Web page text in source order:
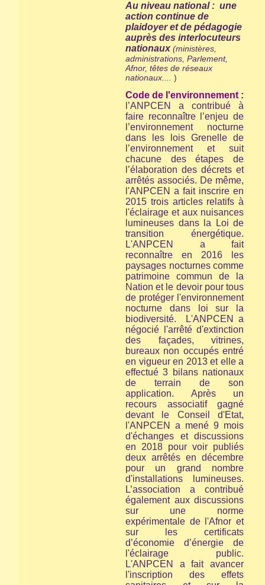
Au niveau national : une
action continue de
plaidoyer et de pédagogie
auprès des interlocuteurs
nationaux (ministères,
administrations, Parlement,
Afnor, têtes de réseaux
nationaux....
)
Code de l'environnement :
l’ANPCEN a contribué à
faire reconnaître l’enjeu de
l’environnement nocturne
dans les lois Grenelle de
l’environnement et suit
chacune des étapes de
l’élaboration des décrets et
arrêtés associés. De même,
l'ANPCEN a fait inscrire en
2015 trois articles relatifs à
l'éclairage et aux nuisances
lumineuses dans la Loi de
transition énergétique.
L'ANPCEN a fait
reconnaître en 2016 les
paysages nocturnes comme
patrimoine commun de la
Nation et le devoir pour tous
de protéger l'environnement
nocturne dans loi sur la
biodiversité.
L'ANPCEN a
négocié l'arrêté d'extinction
des façades, vitrines,
bureaux non occupés entré
en vigueur en 2013 et elle a
effectué 3 bilans nationaux
de terrain de son
application. Après un
recours associatif gagné
devant le Conseil d'Etat,
l'ANPCEN a mené 9 mois
d'échanges et discussions
en 2018 pour voir publiés
deux arrêtés en décembre
pour un grand nombre
d'installations lumineuses.
L’association a contribué
également aux discussions
sur une norme
expérimentale de l'Afnor et
sur les certificats
d’économie d’énergie de
l'éclairage public.
L'ANPCEN a fait avancer
l'inscription des effets